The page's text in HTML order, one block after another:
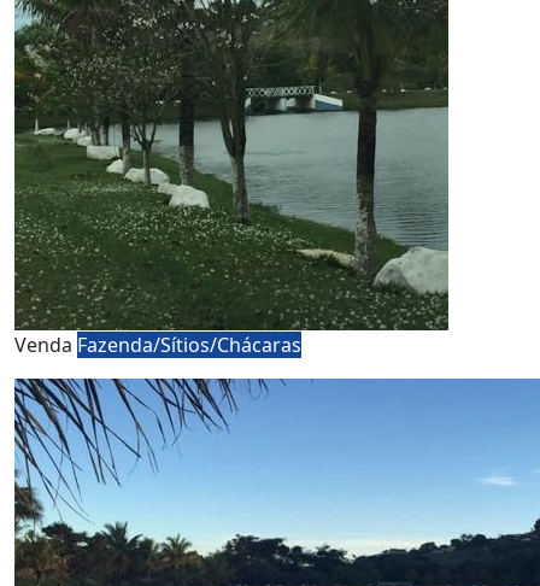
Venda Fazenda/Sítios/Chácaras